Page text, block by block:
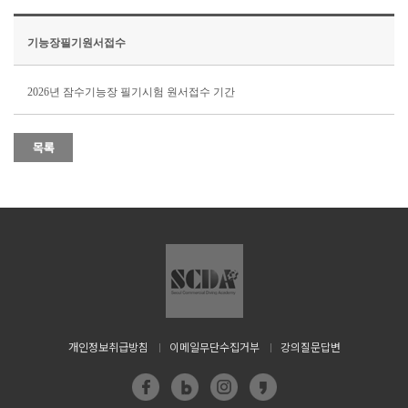
기능장필기원서접수
2026년 잠수기능장 필기시험 원서접수 기간
개인정보취급방침 이메일무단수집거부 강의질문답변